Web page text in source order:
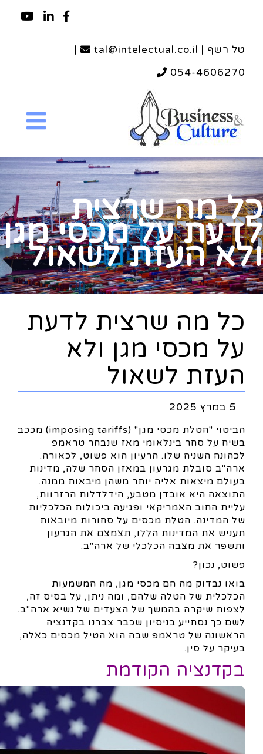
טל רשף | tal@intelectual.co.il
|
054-4606270
כל מה שרצית
לדעת על מכסי מגן
ולא העזת לשאול
כל מה שרצית לדעת
על מכסי מגן ולא
העזת לשאול
5 במרץ 2025
הביטוי "הטלת מכסי מגן" (imposing tariffs) מככב
בשיח על סחר בינלאומי מאז שנבחר טראמפ
לכהונה השניה שלו. הרעיון הוא פשוט, לכאורה.
ארה"ב סובלת מגרעון במאזן הסחר שלה, מדינות
בעולם מיצאות אליה יותר משהן מיבאות ממנה.
התוצאה היא אובדן מטבע, הידלדלות הרזרוות,
עליית החוב האמריקאי ופגיעה ביכולות הכלכליות
של המדינה. הטלת מכסים על סחורות מיובאות
תעניש את המדינות הללו, תצמצם את הגרעון
ותשפר את מצבה הכלכלי של ארה"ב.
פשוט, נכון?
בואו נבדוק מה הם מכסי מגן, מה המשמעות
הכלכלית של הטלה שלהם, ומה ניתן, על בסיס זה,
לצפות שיקרה בהמשך של הצעדים של נשיא ארה"ב.
לשם כך נסתייע בניסיון שכבר צברנו בקדנציה
הראשונה של טראמפ שבה הוא הטיל מכסים כאלה,
בעיקר על סין.
בקדנציה הקודמת